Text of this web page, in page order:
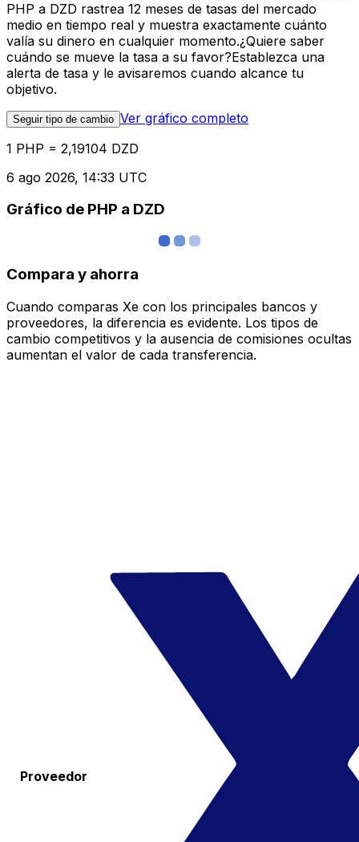
PHP a DZD rastrea 12 meses de tasas del mercado
medio en tiempo real y muestra exactamente cuánto
valía su dinero en cualquier momento.¿Quiere saber
cuándo se mueve la tasa a su favor?Establezca una
alerta de tasa y le avisaremos cuando alcance tu
objetivo.
Seguir tipo de cambio Ver gráfico completo
1 PHP = 2,19104 DZD
6 ago 2026, 14:33 UTC
Gráfico de PHP a DZD
Compara y ahorra
Cuando comparas Xe con los principales bancos y
proveedores, la diferencia es evidente. Los tipos de
cambio competitivos y la ausencia de comisiones ocultas
aumentan el valor de cada transferencia.
Proveedor